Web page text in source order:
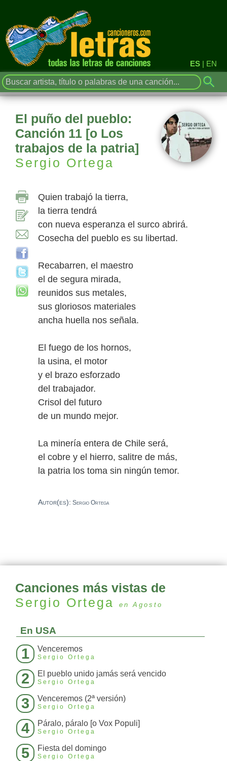
ES | EN
El puño del pueblo:
Canción 11 [o Los
trabajos de la patria]
Sergio Ortega
Quien trabajó la tierra,
la tierra tendrá
con nueva esperanza el surco abrirá.
Cosecha del pueblo es su libertad.
Recabarren, el maestro
el de segura mirada,
reunidos sus metales,
sus gloriosos materiales
ancha huella nos señala.
El fuego de los hornos,
la usina, el motor
y el brazo esforzado
del trabajador.
Crisol del futuro
de un mundo mejor.
La minería entera de Chile será,
el cobre y el hierro, salitre de más,
la patria los toma sin ningún temor.
Autor(es): Sergio Ortega
Canciones más vistas de
Sergio Ortega
en Agosto
En USA
1 Venceremos
Sergio Ortega
2 El pueblo unido jamás será vencido
Sergio Ortega
3 Venceremos (2ª versión)
Sergio Ortega
4 Páralo, páralo [o Vox Populi]
Sergio Ortega
5 Fiesta del domingo
Sergio Ortega